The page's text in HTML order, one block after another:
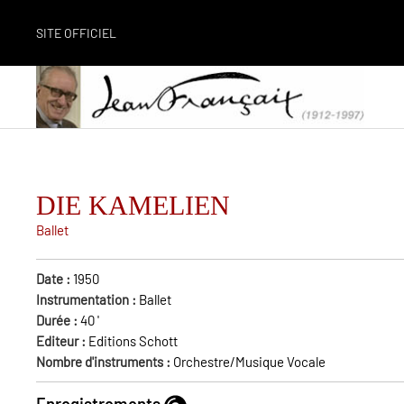
SITE OFFICIEL
DIE KAMELIEN
Ballet
Date : 1950
Instrumentation : Ballet
Durée : 40'
Editeur : Editions Schott
Nombre d'instruments : Orchestre/Musique Vocale